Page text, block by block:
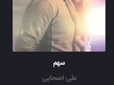
سهم
علی اصحابی